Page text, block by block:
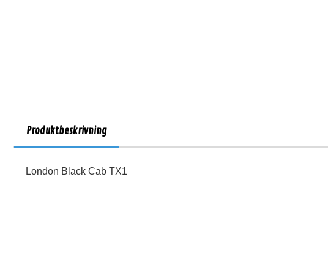
Produktbeskrivning
London Black Cab TX1